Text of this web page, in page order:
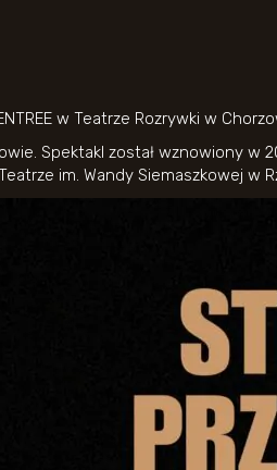
w Teatrze Rozrywki w
Spektakl został wznowiony
im. Wandy Siemaszkowej w